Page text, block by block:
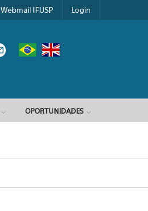
Webmail IFUSP Login
OPORTUNIDADES